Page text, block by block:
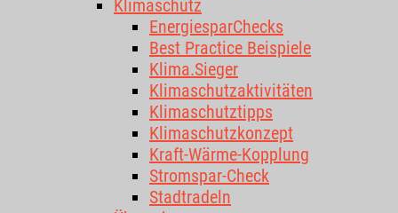
Klimaschutz
EnergiesparChecks
Best Practice Beispiele
Klima.Sieger
Klimaschutzaktivitäten
Klimaschutztipps
Klimaschutzkonzept
Kraft-Wärme-Kopplung
Stromspar-Check
Stadtradeln